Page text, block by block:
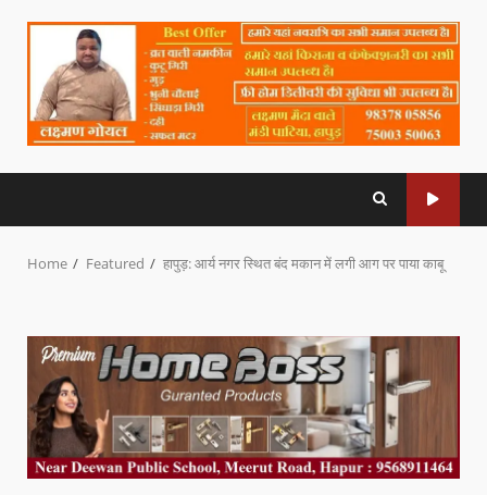
Home Featured हापुड़: आर्य नगर स्थित बंद मकान में लगी आग पर पाया काबू